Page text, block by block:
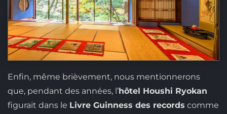
Enfin, même brièvement, nous mentionnerons
que, pendant des années, l’hôtel Houshi Ryokan
figurait dans le Livre Guinness des records comme